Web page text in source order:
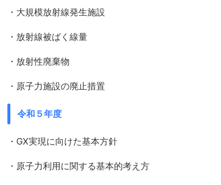
・大規模放射線発生施設
・放射線被ばく線量
・放射性廃棄物
・原子力施設の廃止措置
令和５年度
・GX実現に向けた基本方針
・原子力利用に関する基本的考え方